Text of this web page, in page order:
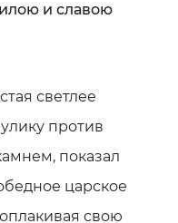
и славою
светлее
против
показал
царское
свою